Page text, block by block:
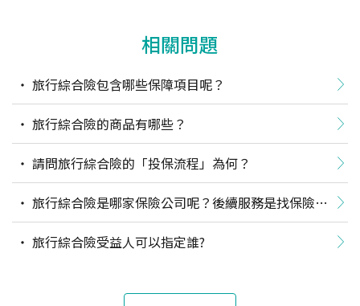
相關問題
旅行綜合險包含哪些保障項目呢？
旅行綜合險的商品有哪些？
請問旅行綜合險的「投保流程」為何？
司嗎？
旅行綜合險受益人可以指定誰?